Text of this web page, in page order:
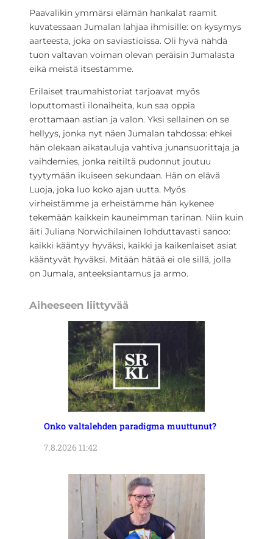
Paavalikin ymmärsi elämän hankalat raamit
kuvatessaan Jumalan lahjaa ihmisille: on kysymys
aarteesta, joka on saviastioissa. Oli hyvä nähdä
tuon valtavan voiman olevan peräisin Jumalasta
eikä meistä itsestämme.
Erilaiset traumahistoriat tarjoavat myös
loputtomasti ilonaiheita, kun saa oppia
erottamaan astian ja valon. Yksi sellainen on se
hellyys, jonka nyt näen Jumalan tahdossa: ehkei
hän olekaan aikatauluja vahtiva junansuorittaja ja
vaihdemies, jonka reitiltä pudonnut joutuu
tyytymään ikuiseen sekundaan. Hän on elävä
Luoja, joka luo koko ajan uutta. Myös
virheistämme ja erheistämme hän kykenee
tekemään kaikkein kauneimman tarinan. Niin kuin
äiti Juliana Norwichilainen lohduttavasti sanoo:
kaikki kääntyy hyväksi, kaikki ja kaikenlaiset asiat
kääntyvät hyväksi. Mitään hätää ei ole sillä, jolla
on Jumala, anteeksiantamus ja armo.
Aiheeseen liittyvää
Onko valtalehden paradigma muuttunut?
7.8.2026 11:42